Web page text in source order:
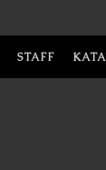
STAFF